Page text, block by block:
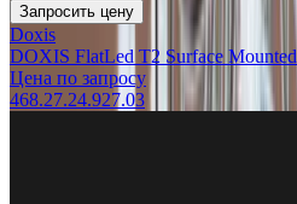
Запросить цену
Doxis
DOXIS FlatLed T2 Surface Mounted
Цена по запросу
468.27.24.927.03